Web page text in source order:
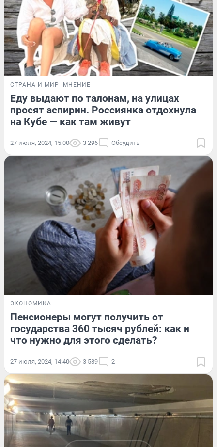
СТРАНА И МИР МНЕНИЕ
Еду выдают по талонам, на улицах
просят аспирин. Россиянка отдохнула
на Кубе — как там живут
27 июля, 2024, 15:00 3 296 Обсудить
ЭКОНОМИКА
Пенсионеры могут получить от
государства 360 тысяч рублей: как и
что нужно для этого сделать?
27 июля, 2024, 14:40 3 589 2